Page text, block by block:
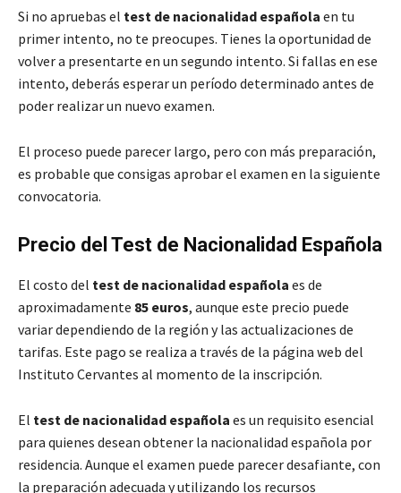
Si no apruebas el test de nacionalidad española en tu
primer intento, no te preocupes. Tienes la oportunidad de
volver a presentarte en un segundo intento. Si fallas en ese
intento, deberás esperar un período determinado antes de
poder realizar un nuevo examen.
El proceso puede parecer largo, pero con más preparación,
es probable que consigas aprobar el examen en la siguiente
convocatoria.
Precio del Test de Nacionalidad Española
El costo del test de nacionalidad española es de
aproximadamente 85 euros, aunque este precio puede
variar dependiendo de la región y las actualizaciones de
tarifas. Este pago se realiza a través de la página web del
Instituto Cervantes al momento de la inscripción.
El test de nacionalidad española es un requisito esencial
para quienes desean obtener la nacionalidad española por
residencia. Aunque el examen puede parecer desafiante, con
la preparación adecuada y utilizando los recursos